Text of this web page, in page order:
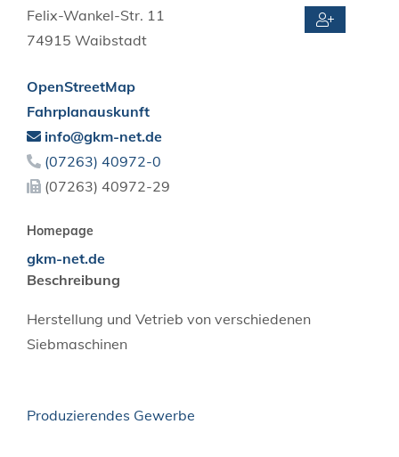
Felix-Wankel-Str. 11
74915 Waibstadt
OpenStreetMap
Fahrplanauskunft
info@gkm-net.de
(07263) 40972-0
(07263) 40972-29
Homepage
gkm-net.de
Beschreibung
Herstellung und Vetrieb von verschiedenen
Siebmaschinen
Produzierendes Gewerbe